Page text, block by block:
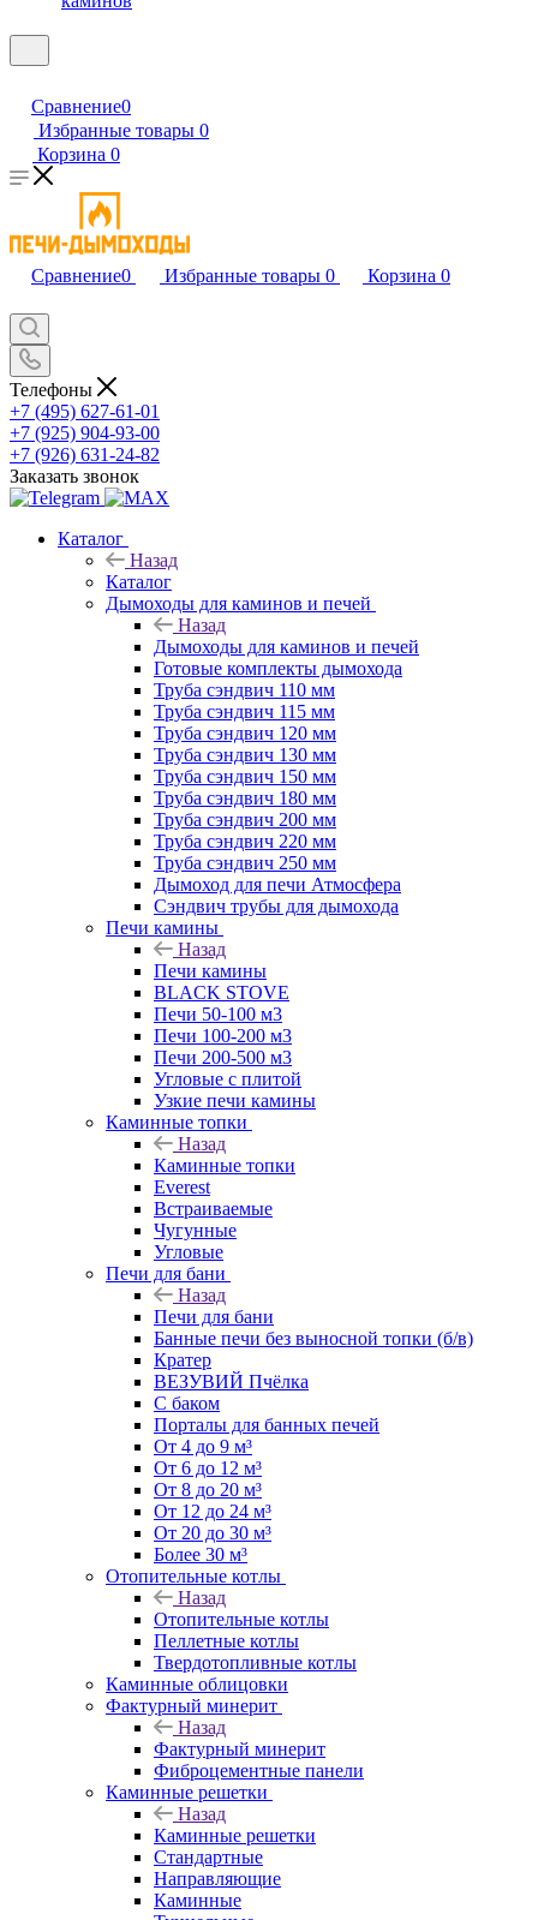
Сравнение0
Избранные товары 0
Корзина 0
Сравнение0 Избранные товары 0 Корзина 0
Телефоны
+7 (495) 627-61-01
+7 (925) 904-93-00
+7 (926) 631-24-82
Заказать звонок
Каталог
Назад
Каталог
Дымоходы для каминов и печей
Назад
Дымоходы для каминов и печей
Готовые комплекты дымохода
Труба сэндвич 110 мм
Труба сэндвич 115 мм
Труба сэндвич 120 мм
Труба сэндвич 130 мм
Труба сэндвич 150 мм
Труба сэндвич 180 мм
Труба сэндвич 200 мм
Труба сэндвич 220 мм
Труба сэндвич 250 мм
Дымоход для печи Атмосфера
Сэндвич трубы для дымохода
Печи камины
Назад
Печи камины
BLACK STOVE
Печи 50-100 м3
Печи 100-200 м3
Печи 200-500 м3
Угловые с плитой
Узкие печи камины
Каминные топки
Назад
Каминные топки
Everest
Встраиваемые
Чугунные
Угловые
Печи для бани
Назад
Печи для бани
Банные печи без выносной топки (б/в)
Кратер
ВЕЗУВИЙ Пчёлка
С баком
Порталы для банных печей
От 4 до 9 м³
От 6 до 12 м³
От 8 до 20 м³
От 12 до 24 м³
От 20 до 30 м³
Более 30 м³
Отопительные котлы
Назад
Отопительные котлы
Пеллетные котлы
Твердотопливные котлы
Каминные облицовки
Фактурный минерит
Назад
Фактурный минерит
Фиброцементные панели
Каминные решетки
Назад
Каминные решетки
Стандартные
Направляющие
Каминные